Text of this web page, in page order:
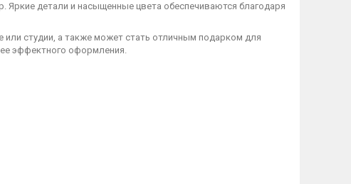
детали и насыщенные цвета обеспечиваются благодаря
студии, а также может стать отличным подарком для
эффектного оформления.